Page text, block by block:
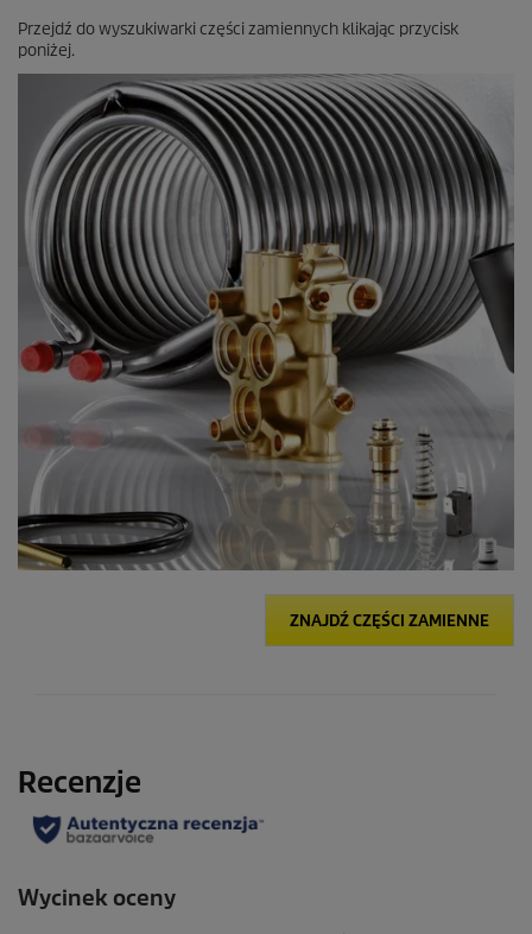
Przejdź do wyszukiwarki części zamiennych klikając przycisk
poniżej.
ZNAJDŹ CZĘŚCI ZAMIENNE